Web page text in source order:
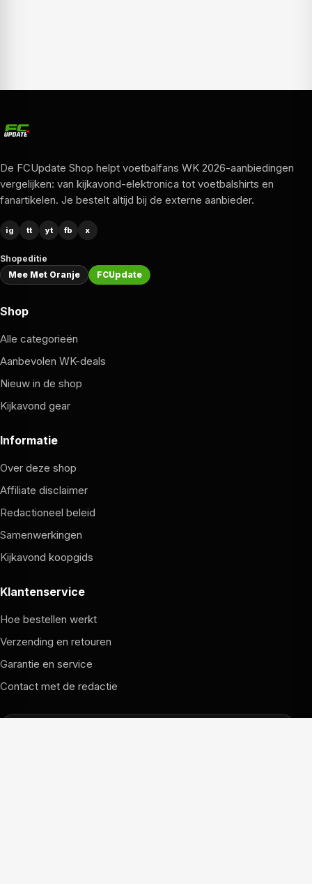
De FCUpdate Shop helpt voetbalfans WK 2026-aanbiedingen
vergelijken: van kijkavond-elektronica tot voetbalshirts en
fanartikelen. Je bestelt altijd bij de externe aanbieder.
ig tt yt fb x
Shopeditie
Mee Met Oranje
FCUpdate
Shop
Alle categorieën
Aanbevolen WK-deals
Nieuw in de shop
Kijkavond gear
Informatie
Over deze shop
Affiliate disclaimer
Redactioneel beleid
Samenwerkingen
Kijkavond koopgids
Klantenservice
Hoe bestellen werkt
Verzending en retouren
Garantie en service
Contact met de redactie